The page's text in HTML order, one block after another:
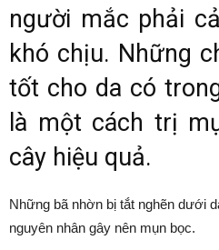
người mắc phải
khó chịu. Những
tốt cho da có
là một cách trị
cây hiệu quả.
Những bã nhờn bị tắt nghẽn dưới
nguyên nhân gây nên mụn bọc.